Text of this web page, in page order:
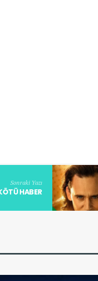
Sonraki Yazı
HABER